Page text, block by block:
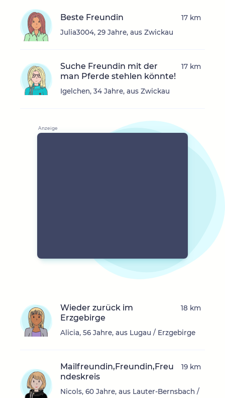
Beste Freundin
Julia3004, 29 Jahre, aus Zwickau
17 km
Suche Freundin mit der
man Pferde stehlen könnte!
Igelchen, 34 Jahre, aus Zwickau
17 km
Wieder zurück im
Erzgebirge
Alicia, 56 Jahre, aus Lugau / Erzgebirge
18 km
Mailfreundin,Freundin,Freu
ndeskreis
Nicols, 60 Jahre, aus Lauter-Bernsbach /
19 km